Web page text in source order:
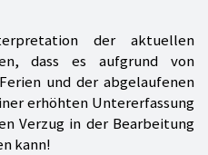
der aktuellen
dass es aufgrund von
und der abgelaufenen
erhöhten Untererfassung
Verzug in der Bearbeitung
kann!